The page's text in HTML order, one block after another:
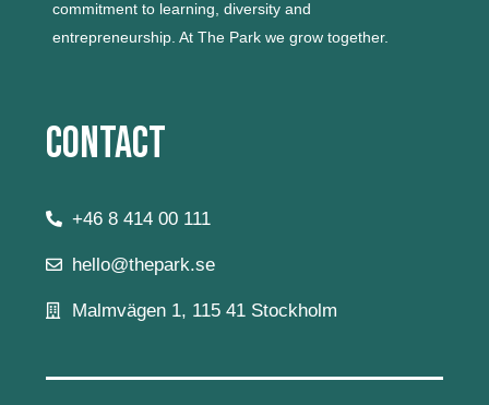
commitment to learning, diversity and
entrepreneurship. At The Park we grow together.
Contact
+46 8 414 00 111
hello@thepark.se
Malmvägen 1, 115 41 Stockholm